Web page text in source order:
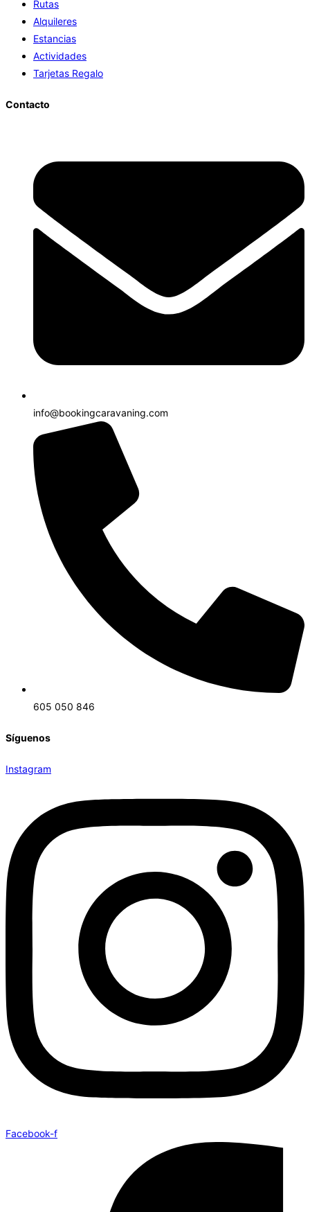
Rutas
Alquileres
Estancias
Actividades
Tarjetas Regalo
Contacto
info@bookingcaravaning.com
605 050 846
Síguenos
Instagram
Facebook-f